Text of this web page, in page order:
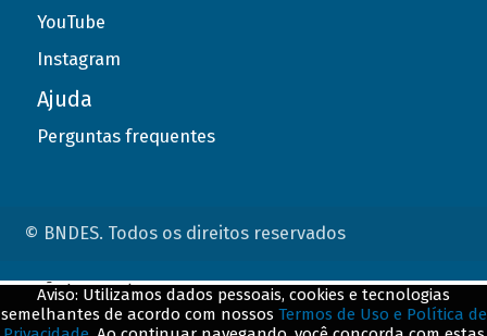
YouTube
Instagram
Ajuda
Perguntas frequentes
© BNDES. Todos os direitos reservados
Aviso: Utilizamos dados pessoais, cookies e tecnologias
semelhantes de acordo com nossos Termos de Uso e Política de
ConteÃºdo complementar
${title}${badge}